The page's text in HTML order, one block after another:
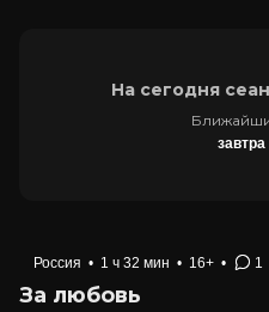
На сегодня
Россия • 1 ч 32 мин • 16+ • 1
За любовь